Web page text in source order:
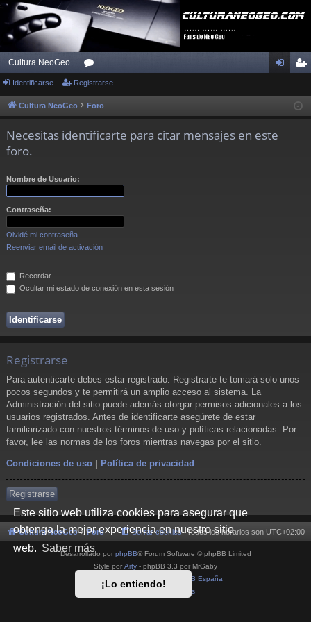
Este sitio web utiliza cookies para asegurar que
obtenga la mejor experiencia en nuestro sitio
web. Saber más
¡Lo entiendo!
Cultura NeoGeo
or
os ist
Identificarse Registrarse
Cultura NeoGeo Foro
Necesitas identificarte para citar mensajes en este
foro.
Nombre de Usuario:
Contraseña:
Olvidé mi contraseña
Reenviar email de activación
Recordar
Ocultar mi estado de conexión en esta sesión
Registrarse
Para autenticarte debes estar registrado. Registrarte te tomará solo unos
pocos segundos y te permitirá un amplio acceso al sistema. La
Administración del sitio puede además otorgar permisos adicionales a los
usuarios registrados. Antes de identificarte asegúrete de estar
familiarizado con nuestros términos de uso y políticas relacionadas. Por
favor, lee las normas de los foros mientras navegas por el sitio.
Condiciones de uso Política de privacidad
Registrarse
Cultura NeoGeo Foro Todos los horarios son UTC+02:00
Borrar cookies
Desarrollado por phpBB® Forum Software © phpBB Limited
Style por Arty - phpBB 3.3 por MrGaby
phpBB España
Condiciones